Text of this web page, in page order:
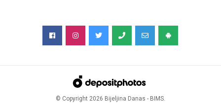
© Copyright 2026 Bijeljina Danas - BIMS.